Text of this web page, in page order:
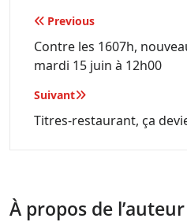
Navigation
de
l’article
Previous
Contre les 1607h,
mardi 15 juin à 12h00
Suivant
Titres-restaurant, ça
À propos de l’auteur